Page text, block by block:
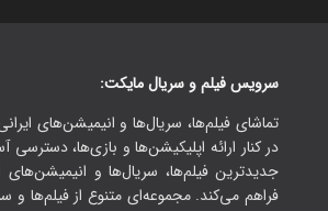
سرویس فیلم و سریال مایکت:
تماشای فیلم‌ها، سریال‌ها و انیمیشن‌های
در کنار ارائه اپلیکیشن‌ها و بازی‌ها،
جدیدترین فیلم‌ها، سریال‌ها و انیمیشن‌های
فراهم می‌کند. مجموعه‌ای متنوع از فیلم‌ها و